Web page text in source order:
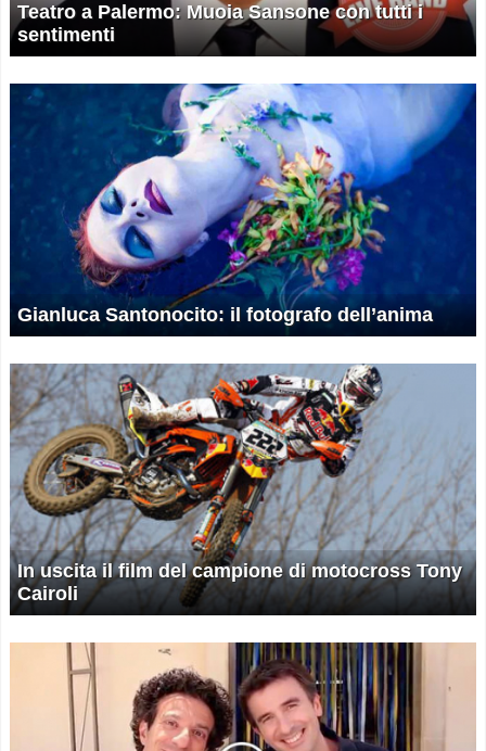
Teatro a Palermo: Muoia Sansone con tutti i
sentimenti
Gianluca Santonocito: il fotografo dell’anima
In uscita il film del campione di motocross Tony
Cairoli